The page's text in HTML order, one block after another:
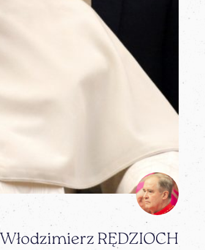
Włodzimierz RĘDZIOCH